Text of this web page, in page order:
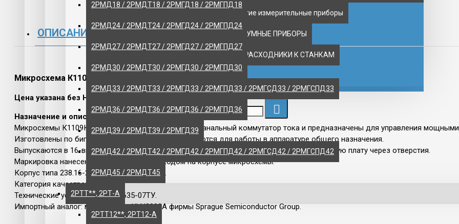
Щитовые и другие измерительные приборы
ЭЛЕКТРОВАКУУМНЫЕ ПРИБОРЫ
ИНСТРУМЕНТ, РАСХОДНИКИ К СТАНКАМ
2РМД18 / 2РМДТ18 / 2РМГД18 / 2РМГПД18
2РМД24 / 2РМДТ24 / 2РМГД24 / 2РМГПД24
2РМД27 / 2РМДТ27 / 2РМГД27 / 2РМГПД27
2РМД30 / 2РМДТ30 / 2РМГД30 / 2РМГПД30
2РМД33 / 2РМДТ33 / 2РМГД33 / 2РМГПД33 / 2РМГСД33 / 2РМГСПД33
2РМД36 / 2РМДТ36 / 2РМГД36 / 2РМГПД36
2РМД39 / 2РМДТ39 / 2РМГД39
2РМД42 / 2РМДТ42 / 2РМГД42 / 2РМГПД42 / 2РМГСД42 / 2РМГСПД42
2РМД45 / 2РМДТ45
2РТТ**, 2РТ-А
2РТТ12**, 2РТ12-А
ОПИСАНИЕ ОТЗЫВЫ
Микросхема К1109КТ22
Цена указана без НДС.
Назначение и описание.
Микросхемы К1109КТ22 представляют собой семиканальный коммутатор тока и предназначены для управления мощными
Изготовлены по биполярной технологии и используются для работы в аппаратуре общего назначения.
Выпускаются в 16-выводном пластмассовом корпусе с выводами для монтажа на печатную плату через отверстия.
Маркировка нанесена цифро-буквенным кодом на корпусе микросхемы.
Корпус типа 238.16-2, масса не более 1,5 г.
Категория качества: «ОТК».
Технические условия: бК0.348.635-07ТУ.
Импортный аналог: микросхема ULN2003A фирмы Sprague Semiconductor Group.